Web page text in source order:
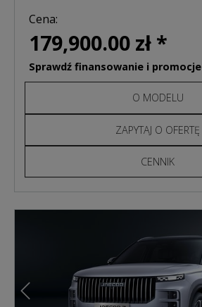
Cena:
179,900.00 zł *
Sprawdź finansowanie i promocje
O MODELU
ZAPYTAJ O OFERTĘ
CENNIK
Poprzedni